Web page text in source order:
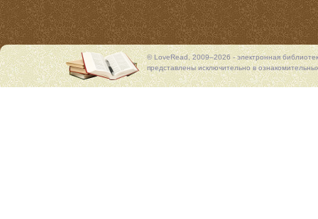
© LoveRead, 2009–2026 - электронная
представлены исключительно в